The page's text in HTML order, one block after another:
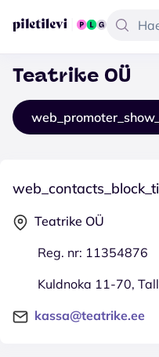
Teatrike OÜ
Teatrike OÜ
Reg. nr: 11354876
Kuldnoka 11-70,
kassa@teatrike.ee